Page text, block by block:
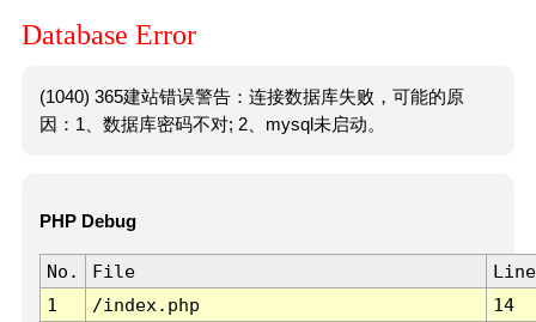
Database Error
(1040) 365建站错误警告：连接数据库失败，可能的原
因：1、数据库密码不对; 2、mysql未启动。
PHP Debug
No. File
Line
1
/index.php 14